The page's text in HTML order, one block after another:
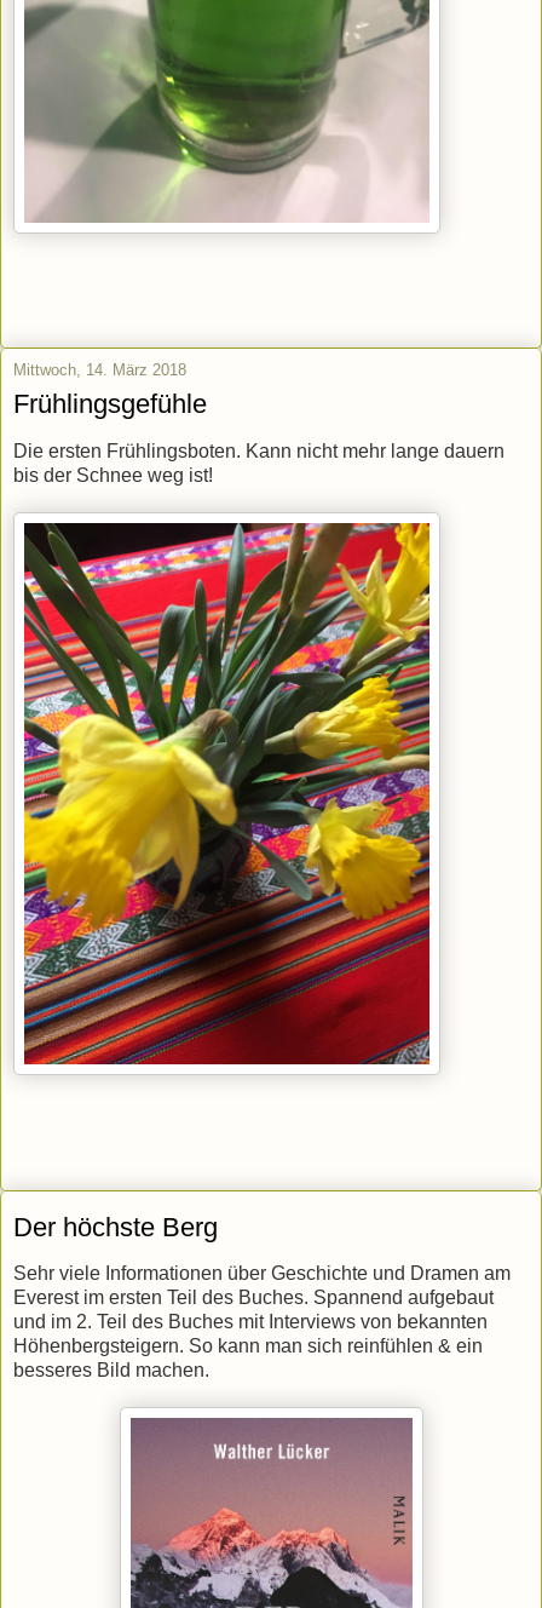
Mittwoch, 14. März 2018
Frühlingsgefühle
Die ersten Frühlingsboten. Kann nicht mehr lange dauern
bis der Schnee weg ist!
Der höchste Berg
Sehr viele Informationen über Geschichte und Dramen am
Everest im ersten Teil des Buches. Spannend aufgebaut
und im 2. Teil des Buches mit Interviews von bekannten
Höhenbergsteigern. So kann man sich reinfühlen & ein
besseres Bild machen.